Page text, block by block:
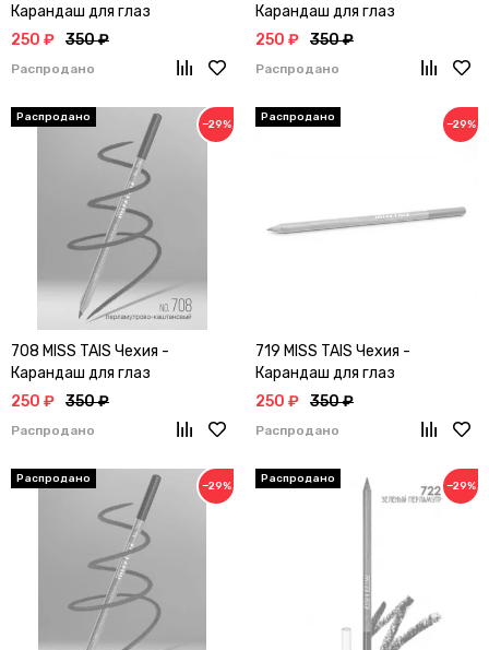
Карандаш для глаз
250 ₽ 350 ₽
Распродано
Карандаш для глаз
250 ₽ 350 ₽
Распродано
−29%
708 MISS TAIS Чехия -
Карандаш для глаз
250 ₽ 350 ₽
Распродано
−29%
719 MISS TAIS Чехия -
Карандаш для глаз
250 ₽ 350 ₽
Распродано
−29% −29%